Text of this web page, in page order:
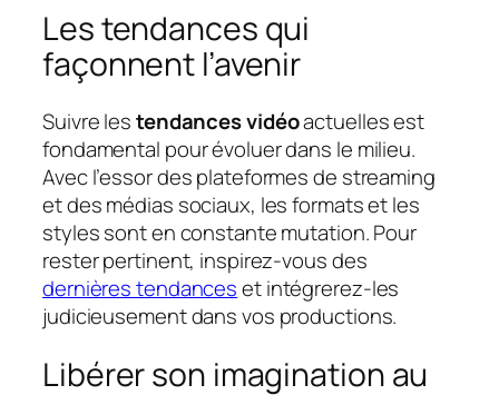
Les tendances qui
façonnent l’avenir
Suivre lestendances vidéoactuelles est
fondamental pour évoluer dans le milieu.
Avec l’essor des plateformes de streaming
et des médias sociaux, les formats et les
styles sont en constante mutation. Pour
rester pertinent, inspirez-vous des
dernières tendanceset intégrerez-les
judicieusement dans vos productions.
Libérer son imagination au